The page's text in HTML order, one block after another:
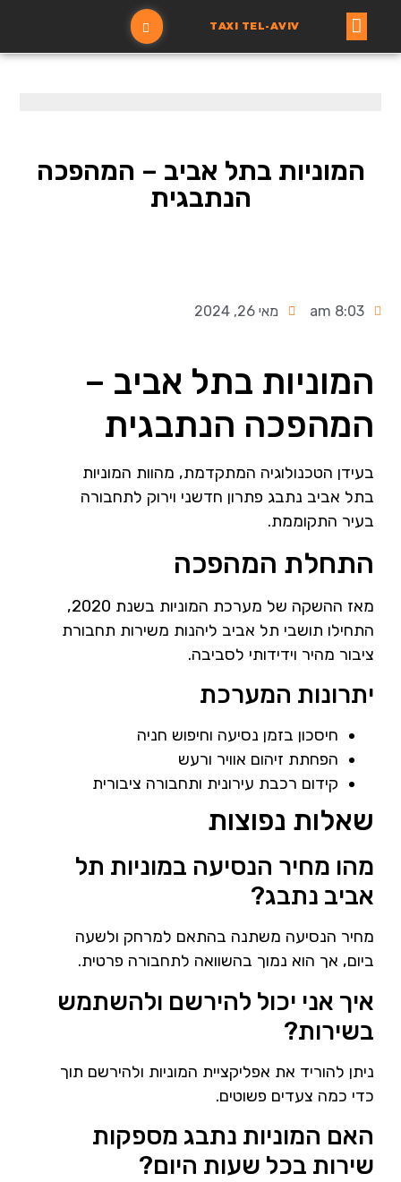
TAXI TEL-AVIV
המוניות בתל אביב – המהפכה
הנתבגית
8:03 am מאי 26, 2024
המוניות בתל אביב –
המהפכה הנתבגית
בעידן הטכנולוגיה המתקדמת, מהוות המוניות
בתל אביב נתבג פתרון חדשני וירוק לתחבורה
בעיר התקוממת.
התחלת המהפכה
מאז ההשקה של מערכת המוניות בשנת 2020,
התחילו תושבי תל אביב ליהנות משירות תחבורת
ציבור מהיר וידידותי לסביבה.
יתרונות המערכת
חיסכון בזמן נסיעה וחיפוש חניה
הפחתת זיהום אוויר ורעש
קידום רכבת עירונית ותחבורה ציבורית
שאלות נפוצות
מהו מחיר הנסיעה במוניות תל
אביב נתבג?
מחיר הנסיעה משתנה בהתאם למרחק ולשעה
ביום, אך הוא נמוך בהשוואה לתחבורה פרטית.
איך אני יכול להירשם ולהשתמש
בשירות?
ניתן להוריד את אפליקציית המוניות ולהירשם תוך
כדי כמה צעדים פשוטים.
האם המוניות נתבג מספקות
שירות בכל שעות היום?